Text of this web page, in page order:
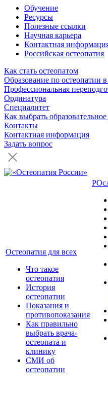
Обучение
Ресурсы
Полезные ссылки
Научная карьера
Контактная
Российская остеопатия
Как стать остеопатом
Образование по остеопатии
Профессиональная
Ординатура
Специалитет
Как выбрать
Контакты
Контактная информация
Задать вопрос
Остеопатия для всех
Что такое
остеопатия
История
остеопатии
Показания и
противопоказания
Как правильно
выбрать врача-
остеопата и
клинику
СМИ об
остеопатии